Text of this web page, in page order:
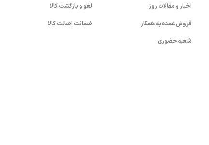
اخبار و مقالات روز
فروش عمده به همکار
شعبه حضوری
لغو و بازگشت کالا
ضمانت اصالت کالا